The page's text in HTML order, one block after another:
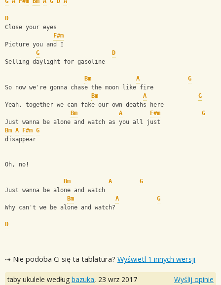
D
Close your eyes
F#m
Picture you and I
G
D
Selling daylight for gasoline
Bm A
G
So now we're gonna chase the moon like fire
Bm
A
G
Yeah, together we can fake our own deaths here
Bm
A F#m
G
Just wanna be alone and watch as you all just
Bm A F#m G
disappear
Oh, no!
Bm A
G
Just wanna be alone and watch
Bm
A
G
Why can't we be alone and watch?
D
⇢ Nie podoba Ci się ta tablatura? Wyświetl 1 innych wersji
taby ukulele według bazuka, 23 wrz 2017 Wyślij opinie